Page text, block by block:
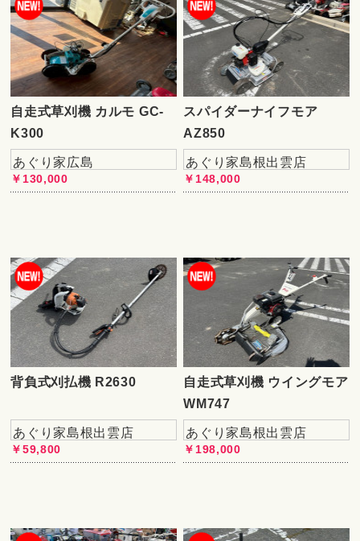
自走式草刈機 カルモ GC-
K300
あぐり家広島
￥130,000
スパイダーナイフモア
AZ850
あぐり家島根出雲店
￥148,000
背負式刈払機 R2630
あぐり家島根出雲店
￥59,800
自走式草刈機 ウイングモア
WM747
あぐり家島根出雲店
￥198,000